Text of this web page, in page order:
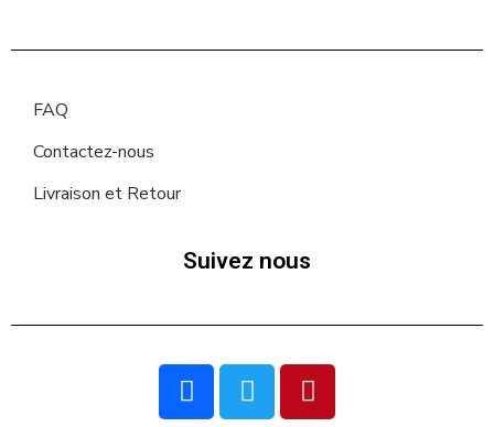
FAQ
Contactez-nous
Livraison et Retour
Suivez nous